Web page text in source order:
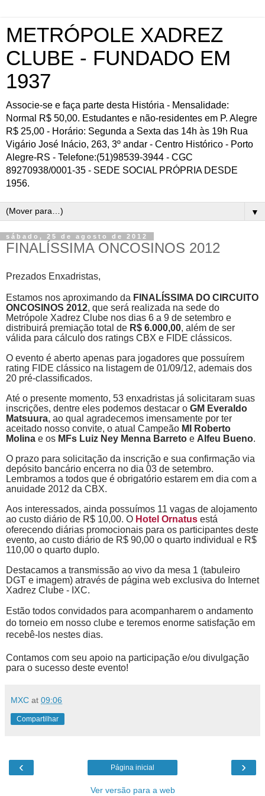
METRÓPOLE XADREZ
CLUBE - FUNDADO EM
1937
Associe-se e faça parte desta História - Mensalidade:
Normal R$ 50,00. Estudantes e não-residentes em P. Alegre
R$ 25,00 - Horário: Segunda a Sexta das 14h às 19h Rua
Vigário José Inácio, 263, 3º andar - Centro Histórico - Porto
Alegre-RS - Telefone:(51)98539-3944 - CGC
89270938/0001-35 - SEDE SOCIAL PRÓPRIA DESDE
1956.
▼
sábado, 25 de agosto de 2012
FINALÍSSIMA ONCOSINOS 2012
Prezados Enxadristas,
Estamos nos aproximando da FINALÍSSIMA DO CIRCUITO
ONCOSINOS 2012, que será realizada na sede do
Metrópole Xadrez Clube nos dias 6 a 9 de setembro e
distribuirá premiação total de R$ 6.000,00, além de ser
válida para cálculo dos ratings CBX e FIDE clássicos.
O evento é aberto apenas para jogadores que possuírem
rating FIDE clássico na listagem de 01/09/12, ademais dos
20 pré-classificados.
Até o presente momento, 53 enxadristas já solicitaram suas
inscrições, dentre eles podemos destacar o GM Everaldo
Matsuura, ao qual agradecemos imensamente por ter
aceitado nosso convite, o atual Campeão MI Roberto
Molina e os MFs Luiz Ney Menna Barreto e Alfeu Bueno.
O prazo para solicitação da inscrição e sua confirmação via
depósito bancário encerra no dia 03 de setembro.
Lembramos a todos que é obrigatório estarem em dia com a
anuidade 2012 da CBX.
Aos interessados, ainda possuímos 11 vagas de alojamento
ao custo diário de R$ 10,00. O Hotel Ornatus está
oferecendo diárias promocionais para os participantes deste
evento, ao custo diário de R$ 90,00 o quarto individual e R$
110,00 o quarto duplo.
Destacamos a transmissão ao vivo da mesa 1 (tabuleiro
DGT e imagem) através de página web exclusiva do Internet
Xadrez Clube - IXC.
Estão todos convidados para acompanharem o andamento
do torneio em nosso clube e teremos enorme satisfação em
recebê-los nestes dias.
Contamos com seu apoio na participação e/ou divulgação
para o sucesso deste evento!
MXC at 09:06
Compartilhar
‹ ›
Página inicial
Ver versão para a web